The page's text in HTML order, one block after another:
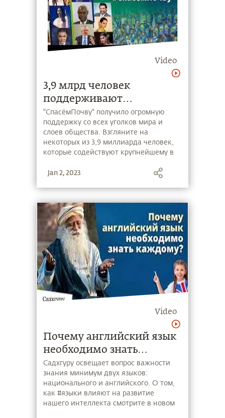
Video
3,9 млрд человек
поддерживают
"СпасёмПочву" –
крупнейшее глобальное
движение
"СпасёмПочву" получило огромную
поддержку со всех уголков мира и
слоев общества. Взгляните на
некоторых из 3,9 миллиарда человек,
которые содействуют крупнейшему в
лидеров, правительства, влиятельных
"СпасёмПочву" – глобальное движение,
задуманное Садхгуру, которое
стремится обеспечить согласованный,
сознательный ответ на надвигающееся
вымирание почвы. Действуйте сейчас:
savesoil.org
Jan 2, 2023
Video
Почему английский язык
необходимо знать
каждому?
Садхгуру освещает вопрос важности
знания минимум двух языков:
национального и английского. О том,
как #языки влияют на развитие
нашего интеллекта смотрите в новом